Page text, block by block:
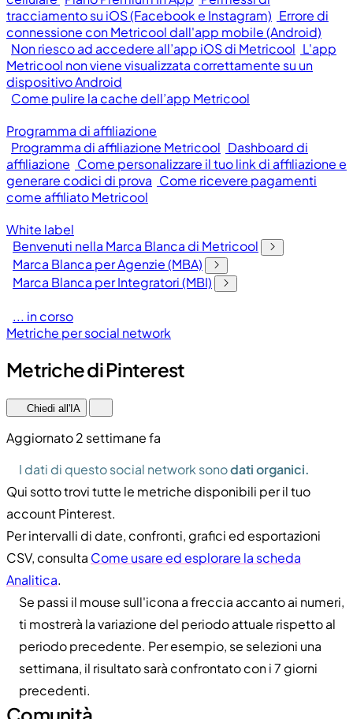
tracciamento su iOS (Facebook e Instagram) Errore di
connessione con Metricool dall'app mobile (Android)
Non riesco ad accedere all’app iOS di Metricool L'app
Metricool non viene visualizzata correttamente su un
dispositivo Android
Come pulire la cache dell’app Metricool
Programma di affiliazione
Programma di affiliazione Metricool Dashboard di
affiliazione Come personalizzare il tuo link di affiliazione e
generare codici di prova Come ricevere pagamenti
come affiliato Metricool
White label
Benvenuti nella Marca Blanca di Metricool
Marca Blanca per Agenzie (MBA)
Marca Blanca per Integratori (MBI)
... in corso
Metriche per social network
Metriche di Pinterest
Chiedi all'IA
Aggiornato 2 settimane fa
I dati di questo social network sonodati organici.
Qui sotto trovi tutte le metriche disponibili per il tuo
account Pinterest.
Per intervalli di date, confronti, grafici ed esportazioni
CSV, consulta Come usare ed esplorare la scheda
Analitica.
Se passi il mouse sull'icona a freccia accanto ai numeri,
ti mostrerà la variazione del periodo attuale rispetto al
periodo precedente. Per esempio, se selezioni una
settimana, il risultato sarà confrontato con i 7 giorni
precedenti.
Comunità